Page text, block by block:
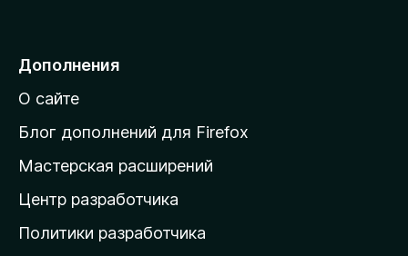
е
й
т
и
а
д
о
Дополнения
О сайте
Блог дополнений для Firefox
Мастерская расширений
Центр разработчика
Политики разработчика